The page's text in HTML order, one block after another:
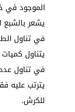
الموجود في
يشعر بالشبع
في تناول
يتناول
في تناول
يترتب عليه
للكرش.